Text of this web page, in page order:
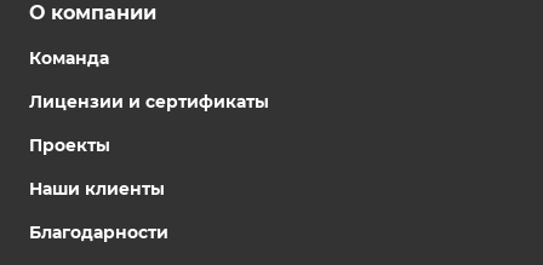
О компании
Команда
Лицензии и сертификаты
Проекты
Наши клиенты
Благодарности